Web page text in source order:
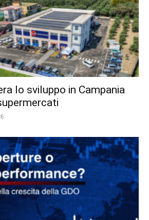
lo sviluppo in Campania